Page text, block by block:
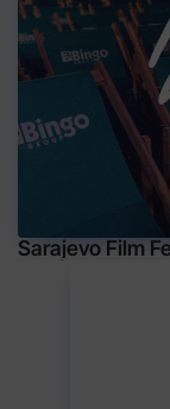
Sarajevo Film